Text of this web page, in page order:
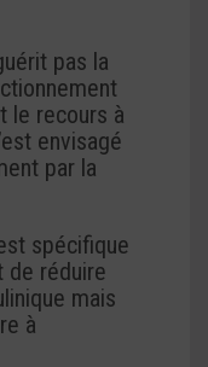
pas la
le recours à
envisagé
par la
spécifique
de réduire
mais
à